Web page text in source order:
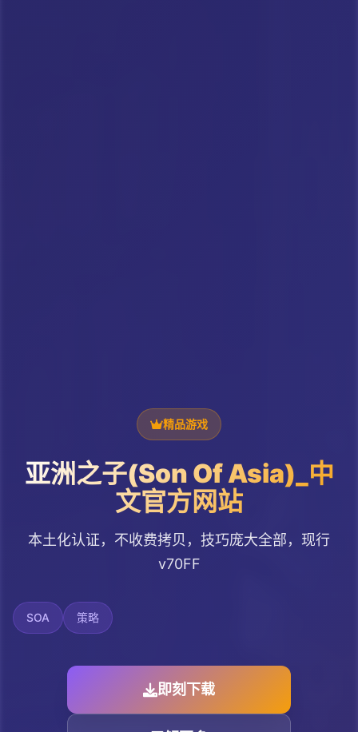
精品游戏
亚洲之子(Son Of Asia)_中
文官方网站
本土化认证，不收费拷贝，技巧庞大全部，现行
v70FF
SOA 策略
即刻下载